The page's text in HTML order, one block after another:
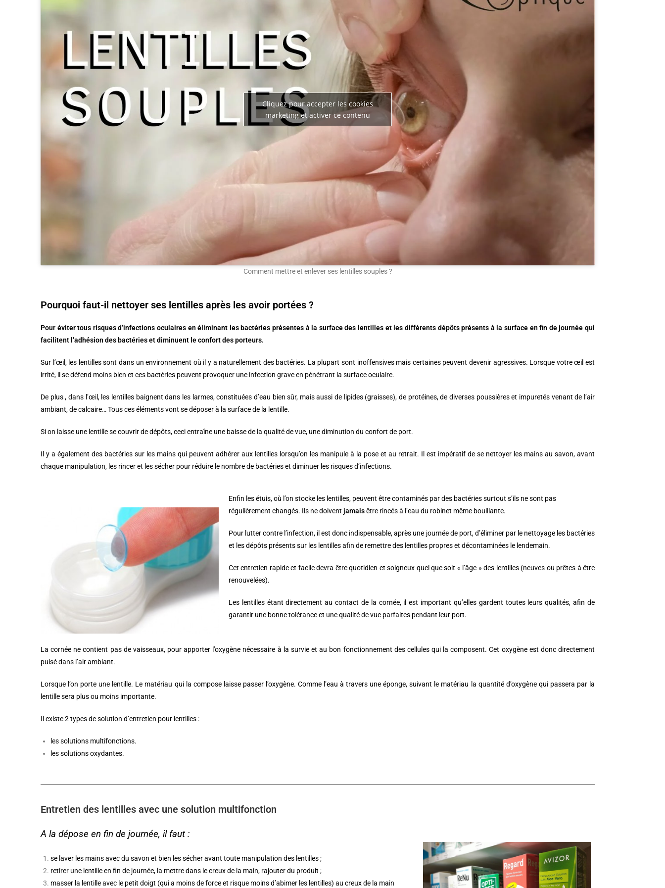
Cliquez pour accepter les cookies
marketing et activer ce contenu
Comment mettre et enlever ses lentilles souples ?
Pourquoi faut-il nettoyer ses lentilles après les avoir portées ?
Pour éviter tous risques d’infections oculaires en éliminant les bactéries présentes à la surface des lentilles et les différents dépôts présents à la surface en fin de journée qui
facilitent l’adhésion des bactéries et diminuent le confort des porteurs.
Sur l’œil, les lentilles sont dans un environnement où il y a naturellement des bactéries. La plupart sont inoffensives mais certaines peuvent devenir agressives. Lorsque votre œil est
irrité, il se défend moins bien et ces bactéries peuvent provoquer une infection grave en pénétrant la surface oculaire.
De plus , dans l’œil, les lentilles baignent dans les larmes, constituées d’eau bien sûr, mais aussi de lipides (graisses), de protéines, de diverses poussières et impuretés venant de l’air
ambiant, de calcaire… Tous ces éléments vont se déposer à la surface de la lentille.
Si on laisse une lentille se couvrir de dépôts, ceci entraîne une baisse de la qualité de vue, une diminution du confort de port.
Il y a également des bactéries sur les mains qui peuvent adhérer aux lentilles lorsqu’on les manipule à la pose et au retrait. Il est impératif de se nettoyer les mains au savon, avant
chaque manipulation, les rincer et les sécher pour réduire le nombre de bactéries et diminuer les risques d’infections.
Enfin les étuis, où l’on stocke les lentilles, peuvent être contaminés par des bactéries surtout s’ils ne sont pas
régulièrement changés. Ils ne doivent jamaisêtre rincés à l’eau du robinet même bouillante.
Pour lutter contre l’infection, il est donc indispensable, après une journée de port, d’éliminer par le nettoyage les bactéries
et les dépôts présents sur les lentilles afin de remettre des lentilles propres et décontaminées le lendemain.
Cet entretien rapide et facile devra être quotidien et soigneux quel que soit « l’âge » des lentilles (neuves ou prêtes à être
renouvelées).
Les lentilles étant directement au contact de la cornée, il est important qu’elles gardent toutes leurs qualités, afin de
garantir une bonne tolérance et une qualité de vue parfaites pendant leur port.
La cornée ne contient pas de vaisseaux, pour apporter l’oxygène nécessaire à la survie et au bon fonctionnement des cellules qui la composent. Cet oxygène est donc directement
puisé dans l’air ambiant.
Lorsque l’on porte une lentille. Le matériau qui la compose laisse passer l’oxygène. Comme l’eau à travers une éponge, suivant le matériau la quantité d’oxygène qui passera par la
lentille sera plus ou moins importante.
Il existe 2 types de solution d’entretien pour lentilles :
les solutions multifonctions.
les solutions oxydantes.
Entretien des lentilles avec une solution multifonction
A la dépose en fin de journée, il faut :
se laver les mains avec du savon et bien les sécher avant toute manipulation des lentilles ;
retirer une lentille en fin de journée, la mettre dans le creux de la main, rajouter du produit ;
masser la lentille avec le petit doigt (qui a moins de force et risque moins d’abimer les lentilles) au creux de la main